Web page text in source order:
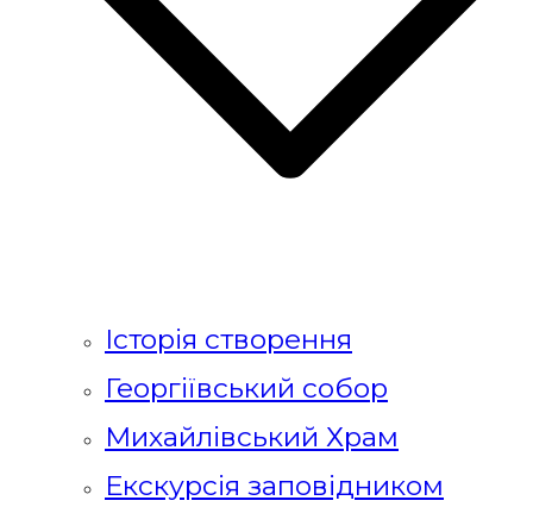
Історія створення
Георгіївський собор
Михайлівський Храм
Екскурсія заповідником